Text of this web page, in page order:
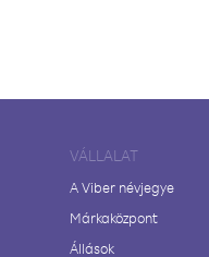
VÁLLALAT
A Viber névjegye
Márkaközpont
Állások